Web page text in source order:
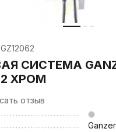
GZ12062
СИСТЕМА
ХРОМ
отзыв
Ganzer